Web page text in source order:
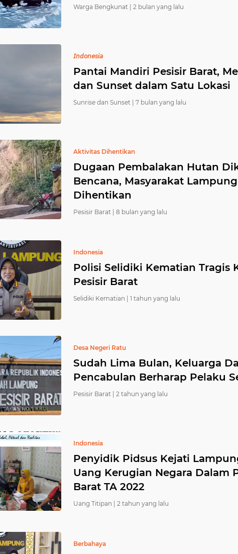
Warga Bengkunat | 2 bulan yang lalu
𝘐𝘯𝘥𝘰𝘯𝘦𝘴𝘪𝘢
Pantai Mandiri Pesisir Barat,
dan Sunset dalam Satu Lokasi
Sunrise dan Sunset | 7 bulan yang lalu
Aktivitas Dihentikan
Dugaan Pembalakan Hutan
Bencana, Masyarakat
Dihentikan
Pesisir Barat | 8 bulan yang lalu
Indonesia
Polisi Selidiki Kematian Tragis
Pesisir Barat
Selidiki Kematian | 1 tahun yang lalu
Desa Negeri Ratu
Sudah Lima Bulan, Keluarga
Pencabulan Berharap Pelaku
Pesisir Barat | 2 tahun yang lalu
Indonesia
Penyidik ​​Pidsus Kejati
Uang Kerugian Negara Dalam
Barat TA 2022
Uang Titipan | 2 tahun yang lalu
Berbahaya